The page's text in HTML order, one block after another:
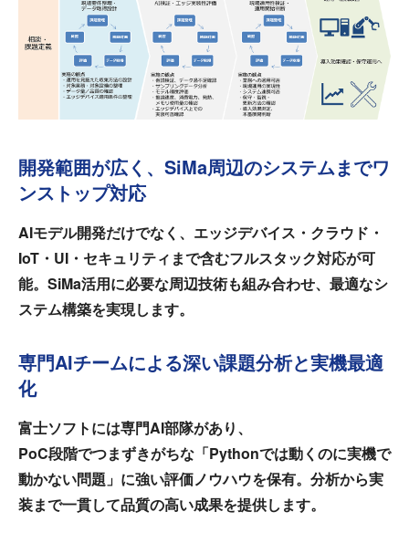
開発範囲が広く、SiMa周辺のシステムまでワ
ンストップ対応
AIモデル開発だけでなく、エッジデバイス・クラウド・
IoT・UI・セキュリティまで含むフルスタック対応が可
能。SiMa活用に必要な周辺技術も組み合わせ、最適なシ
ステム構築を実現します。
専門AIチームによる深い課題分析と実機最適
化
富士ソフトには専門AI部隊があり、
PoC段階でつまずきがちな「Pythonでは動くのに実機で
動かない問題」に強い評価ノウハウを保有。分析から実
装まで一貫して品質の高い成果を提供します。